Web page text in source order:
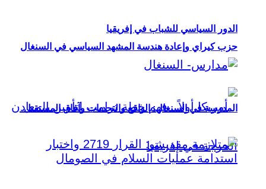
حزب كيراي وإعادة هندسة المشهد السياسي في السنغال
الدور السياسي للشباب في إفريقيا
المدرسة في السنغال: الواقع والتحديات وآفاق المستقبل